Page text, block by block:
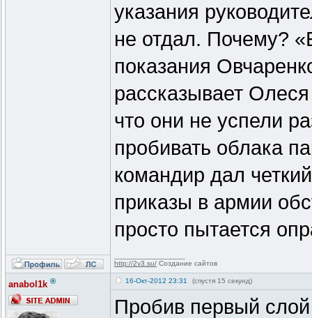
указания
не отдал. Почему?
показания
рассказывает
что они не успели
пробивать облака
командир дал
приказы в армии
просто пытается
http://2v3.su/ Создание сайтов
anabol1k ® 16-Окт-2012 23:31 (спустя 15 секунд)
Пробив первый